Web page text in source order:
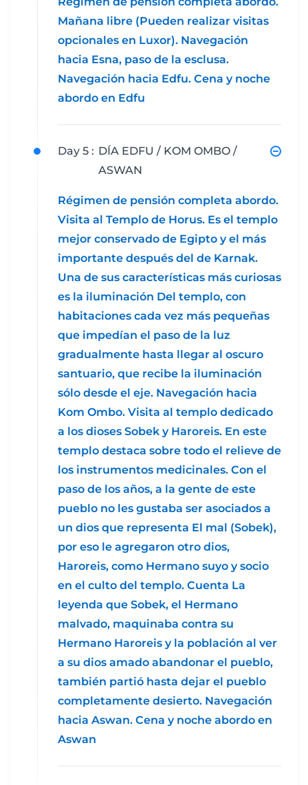
Mañana libre (Pueden realizar visitas
opcionales en Luxor). Navegación
hacia Esna, paso de la esclusa.
Navegación hacia Edfu. Cena y noche
abordo en Edfu
Day 5 : DÍA EDFU / KOM OMBO /
ASWAN
Régimen de pensión completa abordo.
Visita al Templo de Horus. Es el templo
mejor conservado de Egipto y el más
importante después del de Karnak.
Una de sus características más curiosas
es la iluminación Del templo, con
habitaciones cada vez más pequeñas
que impedían el paso de la luz
gradualmente hasta llegar al oscuro
santuario, que recibe la iluminación
sólo desde el eje. Navegación hacia
Kom Ombo. Visita al templo dedicado
a los dioses Sobek y Haroreis. En este
templo destaca sobre todo el relieve de
los instrumentos medicinales. Con el
paso de los años, a la gente de este
pueblo no les gustaba ser asociados a
un dios que representa El mal (Sobek),
por eso le agregaron otro dios,
Haroreis, como Hermano suyo y socio
en el culto del templo. Cuenta La
leyenda que Sobek, el Hermano
malvado, maquinaba contra su
Hermano Haroreis y la población al ver
a su dios amado abandonar el pueblo,
también partió hasta dejar el pueblo
completamente desierto. Navegación
hacia Aswan. Cena y noche abordo en
Aswan